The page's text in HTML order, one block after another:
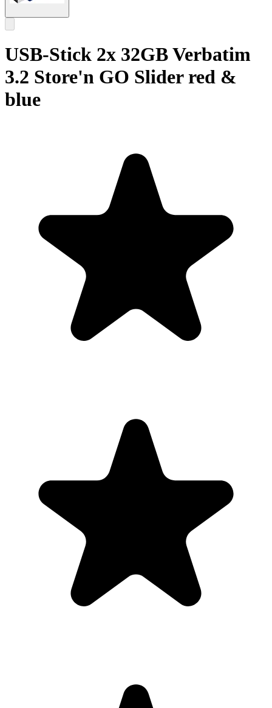
USB-Stick 2x 32GB Verbatim
3.2 Store'n GO Slider red &
blue